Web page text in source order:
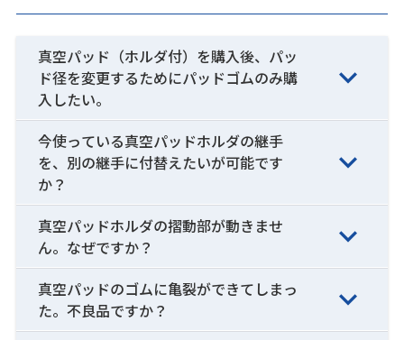
真空パッド（ホルダ付）を購入後、パッ
ド径を変更するためにパッドゴムのみ購
入したい。
今使っている真空パッドホルダの継手
を、別の継手に付替えたいが可能です
か？
真空パッドホルダの摺動部が動きませ
ん。なぜですか？
真空パッドのゴムに亀裂ができてしまっ
た。不良品ですか？